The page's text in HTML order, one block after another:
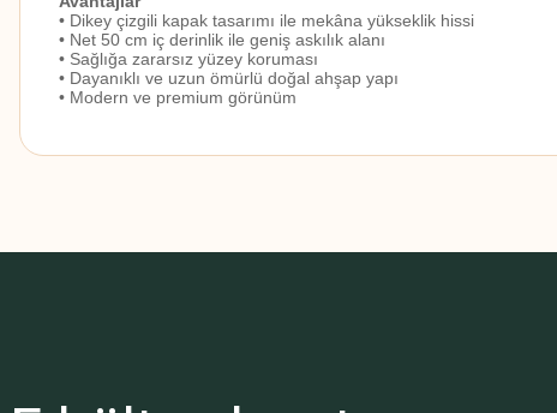
• Dikey çizgili kapak tasarımı ile mekâna yükseklik hissi
• Net 50 cm iç derinlik ile geniş askılık alanı
• Sağlığa zararsız yüzey koruması
• Dayanıklı ve uzun ömürlü doğal ahşap yapı
• Modern ve premium görünüm